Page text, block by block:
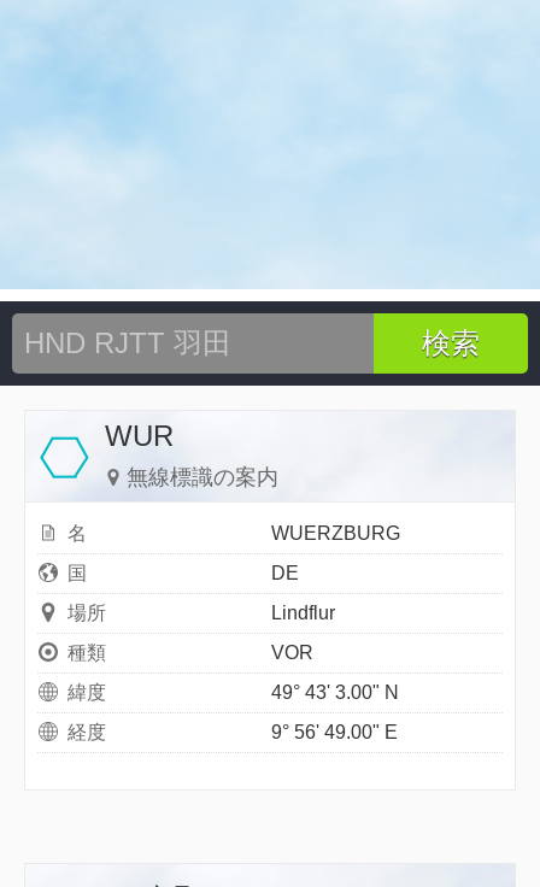
WUR
無線標識の案内
名
WUERZBURG
国
DE
場所
Lindflur
種類
VOR
緯度
49° 43' 3.00" N
経度
9° 56' 49.00" E